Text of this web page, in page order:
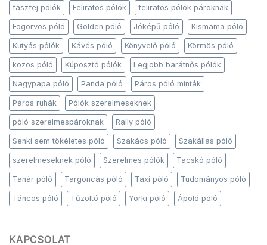
faszfej pólók Feliratos pólók feliratos pólók pároknak
Fogorvos póló Golden póló Jóképű póló Kismama póló
Kutyás pólók Kávés póló Könyvelő póló Körmös póló
közös póló Kúposztó pólók Legjobb barátnős pólók
Nagypapa póló Panda póló Páros póló minták
Páros ruhák Pólók szerelmeseknek
póló szerelmespároknak Rally póló
Senki sem tökéletes póló Szakács póló Szakállas póló
szerelmeseknek póló Szerelmes pólók Tacskó póló
Tanár póló Targoncás póló Taxi póló Tudományos póló
Táncos póló Tűzoltó póló Yorki póló Ápoló póló
KAPCSOLAT